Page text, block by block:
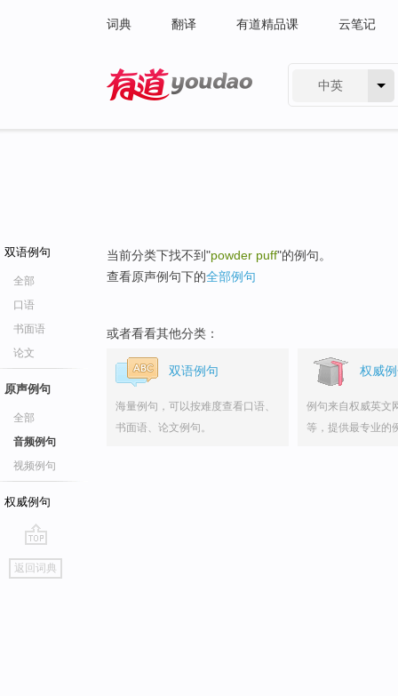
词典 翻译 有道精品课 云笔记
中英
双语例句
全部
口语
书面语
论文
原声例句
全部
音频例句
视频例句
权威例句
go
top
返回词典
当前分类下找不到"powder puff"的例句。
查看原声例句下的全部例句
或者看看其他分类：
双语例句
海量例句，可以按难度查看口语、
书面语、论文例句。
权威
例句来自权威英文
等，提供最专业的